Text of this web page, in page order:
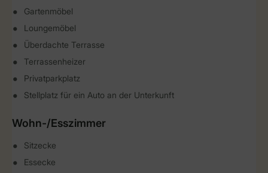
Gartenmöbel
Loungemöbel
Überdachte Terrasse
Terrassenheizer
Privatparkplatz
Stellplatz für ein Auto an der Unterkunft
Wohn-/Esszimmer
Sitzecke
Essecke